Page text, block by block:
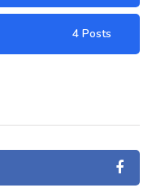
4 Posts